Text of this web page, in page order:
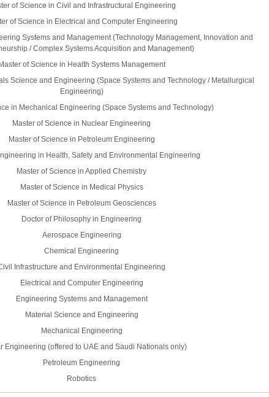
of Science in Civil and Infrastructural Engineering
of Science in Electrical and Computer Engineering
Systems and Management (Technology Management, Innovation and
/ Complex Systems Acquisition and Management)
of Science in Health Systems Management
Science and Engineering (Space Systems and Technology / Metallurgical
Engineering)
in Mechanical Engineering (Space Systems and Technology)
Master of Science in Nuclear Engineering
Master of Science in Petroleum Engineering
in Health, Safety and Environmental Engineering
Master of Science in Applied Chemistry
Master of Science in Medical Physics
Master of Science in Petroleum Geosciences
Doctor of Philosophy in Engineering
Aerospace Engineering
Chemical Engineering
Infrastructure and Environmental Engineering
Electrical and Computer Engineering
Engineering Systems and Management
Material Science and Engineering
Mechanical Engineering
Engineering (offered to UAE and Saudi Nationals only)
Petroleum Engineering
Robotics